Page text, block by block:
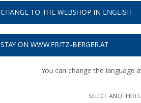
CHANGE TO THE WEBSHOP IN ENGLISH
STAY ON WWW.FRITZ-BERGER.AT
You can change the language
SELECT ANOTHER